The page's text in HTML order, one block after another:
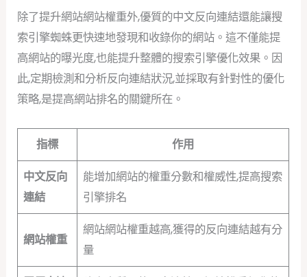
除了提升網站網站權重外,優質的中文反向連結還能讓搜
索引擎蜘蛛更快速地發現和收錄你的網站。這不僅能提
高網站的曝光度,也能提升整體的搜索引擎優化效果。因
此,定期檢測和分析反向連結狀況,並採取有針對性的優化
策略,是提高網站排名的關鍵所在。
指標 作用
中文反向
連結
能增加網站的權重分數和權威性,提高搜索
引擎排名
網站權重
網站網站權重越高,獲得的反向連結越有分
量